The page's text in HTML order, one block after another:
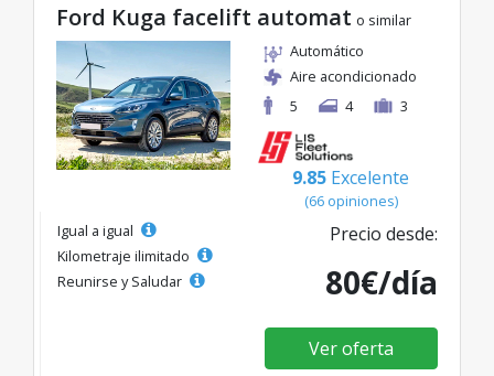
Ford Kuga facelift automat o similar
Automático
Aire acondicionado
5
4 3
9.85 Excelente
(66 opiniones)
Igual a igual
Kilometraje ilimitado
Reunirse y Saludar
Precio desde:
80€/día
Ver oferta